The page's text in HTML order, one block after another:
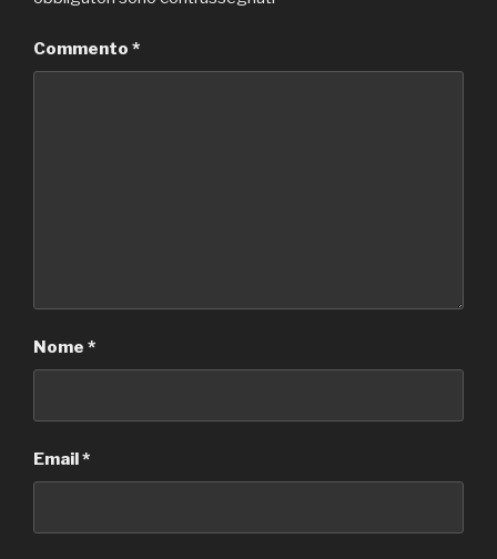
Commento *
Nome *
Email*